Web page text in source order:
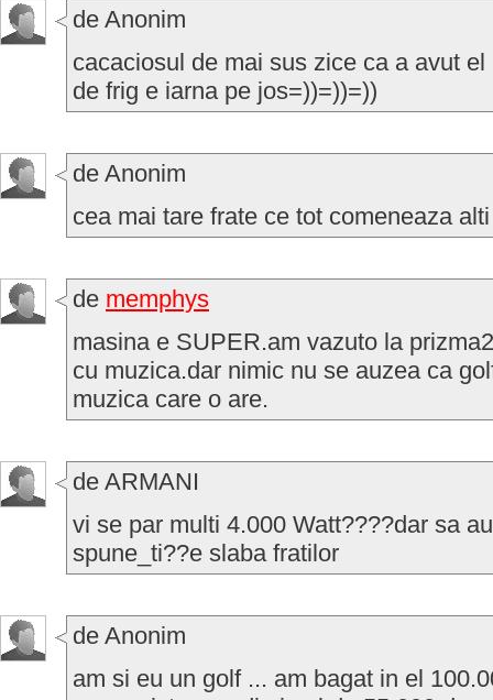
de Anonim
cacaciosul de mai sus zice ca a avut
de frig e iarna pe jos=))=))=))
de Anonim
cea mai tare frate ce tot comeneaza
de memphys
masina e SUPER.am vazuto la
cu muzica.dar nimic nu se auzea ca
muzica care o are.
de ARMANI
vi se par multi 4.000 Watt????dar sa
spune_ti??e slaba fratilor
de Anonim
am si eu un golf ... am bagat in el